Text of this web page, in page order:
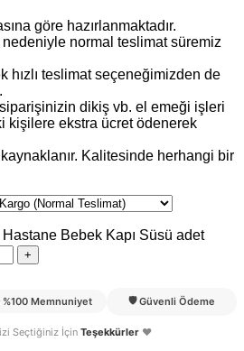
göre hazırlanmaktadır.
normal teslimat süremiz
hızlı teslimat seçeneğimizden de
siparişinizin dikiş vb. el emeği işleri
kişilere ekstra ücret ödenerek
Kalitesinde herhangi bir
Bebek Kapı Süsü adet
%100 Memnuniyet 🛡️ Güvenli Ödeme
Seçtiğiniz İçin Teşekkürler❤️